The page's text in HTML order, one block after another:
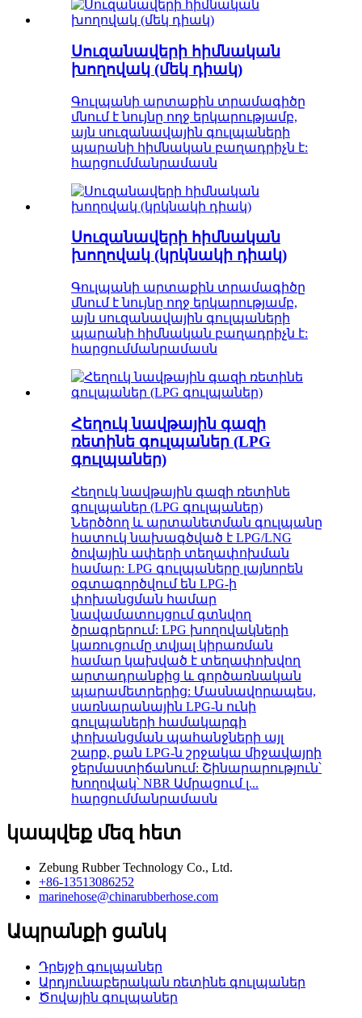
Սուզանավերի հիմնական
խողովակ (մեկ դիակ)
Գուլպանի արտաքին տրամագիծը
մնում է նույնը ողջ երկարությամբ,
այն սուզանավային գուլպաների
պարանի հիմնական բաղադրիչն է:
հարցումմանրամասն
Սուզանավերի հիմնական
խողովակ (կրկնակի դիակ)
Գուլպանի արտաքին տրամագիծը
մնում է նույնը ողջ երկարությամբ,
այն սուզանավային գուլպաների
պարանի հիմնական բաղադրիչն է:
հարցումմանրամասն
Հեղուկ նավթային գազի
ռետինե գուլպաներ (LPG
գուլպաներ)
Հեղուկ նավթային գազի ռետինե
գուլպաներ (LPG գուլպաներ)
Ներծծող և արտանետման գուլպանը
հատուկ նախագծված է LPG/LNG
ծովային ափերի տեղափոխման
համար: LPG գուլպաները լայնորեն
օգտագործվում են LPG-ի
փոխանցման համար
նավամատույցում գտնվող
ծրագրերում: LPG խողովակների
կառուցումը տվյալ կիրառման
համար կախված է տեղափոխվող
արտադրանքից և գործառնական
պարամետրերից: Մասնավորապես,
սառնարանային LPG-ն ունի
գուլպաների համակարգի
փոխանցման պահանջների այլ
շարք, քան LPG-ն շրջակա միջավայրի
ջերմաստիճանում: Շինարարություն՝
Խողովակ՝ NBR Ամրացում լ...
հարցումմանրամասն
կապվեք մեզ հետ
Zebung Rubber Technology Co., Ltd.
+86-13513086252
marinehose@chinarubberhose.com
Ապրանքի ցանկ
Դրեյջի գուլպաներ
Արդյունաբերական ռետինե գուլպաներ
Ծովային գուլպաներ